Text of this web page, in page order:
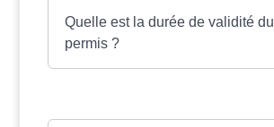
Quelle est la durée de validité du
permis ?